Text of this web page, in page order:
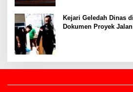
Kejari Geledah Dinas
Dokumen Proyek